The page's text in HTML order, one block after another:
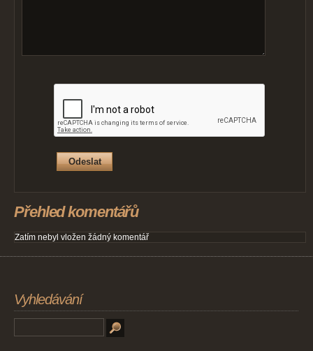
Přehled komentářů
Zatím nebyl vložen žádný komentář
Vyhledávání